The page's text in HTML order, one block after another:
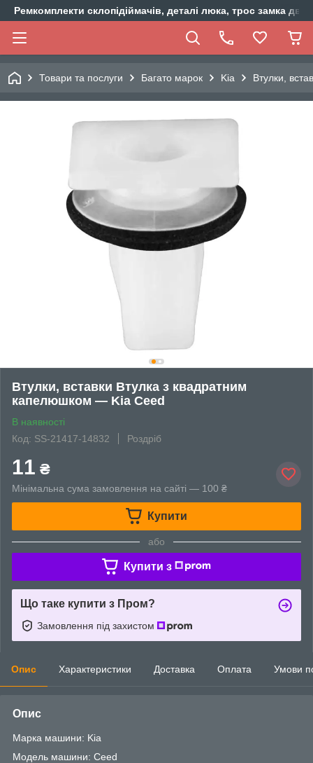
Ремкомплекти склопідіймачів, деталі люка, трос замка
Товари та послуги Багато марок Kia Втулки,
Втулки, вставки Втулка з квадратним
капелюшком — Kia Ceed
В наявності
Код: SS-21417-14832
Роздріб
11 ₴
Мінімальна сума замовлення на сайті — 100 ₴
Купити
або
Купити з
Що таке купити з Пром?
Замовлення під захистом
Опис Характеристики Доставка Оплата Умови
Опис
Марка машини: Kia
Модель машини: Ceed